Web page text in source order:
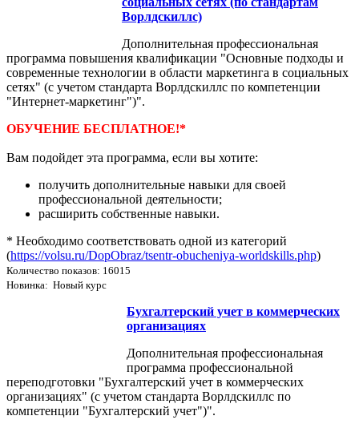
Ворлдскиллс)
Дополнительная профессиональная
программа повышения квалификации "Основные подходы и
современные технологии в области маркетинга в социальных
сетях" (с учетом стандарта Ворлдскиллс по компетенции
"Интернет-маркетинг")".
ОБУЧЕНИЕ БЕСПЛАТНОЕ!*
Вам подойдет эта программа, если вы хотите:
получить дополнительные навыки для своей
профессиональной деятельности;
расширить собственные навыки.
* Необходимо соответствовать одной из категорий
(https://volsu.ru/DopObraz/tsentr-obucheniya-worldskills.php)
Количество показов: 16015
Новинка: Новый курс
Бухгалтерский учет в коммерческих
организациях
Дополнительная профессиональная
программа профессиональной
переподготовки "Бухгалтерский учет в коммерческих
организациях" (с учетом стандарта Ворлдскиллс по
компетенции "Бухгалтерский учет")".